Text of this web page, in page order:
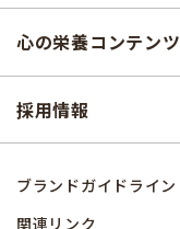
心の栄養コンテンツ
採用情報
ブランドガイドライン
関連リンク